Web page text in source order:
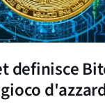
definisce